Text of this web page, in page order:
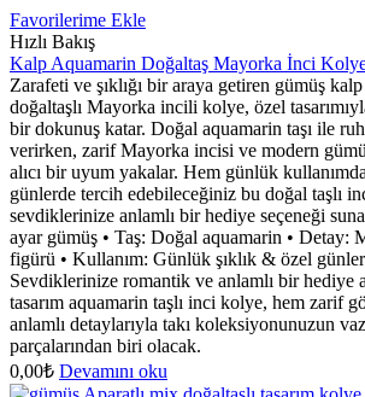
Favorilerime Ekle
Hızlı Bakış
Kalp Aquamarin Doğaltaş Mayorka İnci
Zarafeti ve şıklığı bir araya getiren gümüş
doğaltaşlı Mayorka incili kolye, özel
bir dokunuş katar. Doğal aquamarin taşı ile
verirken, zarif Mayorka incisi ve modern
alıcı bir uyum yakalar. Hem günlük
günlerde tercih edebileceğiniz bu doğal taşlı
sevdiklerinize anlamlı bir hediye seçeneği
ayar gümüş • Taş: Doğal aquamarin • Detay:
figürü • Kullanım: Günlük şıklık & özel
Sevdiklerinize romantik ve anlamlı bir hediye
tasarım aquamarin taşlı inci kolye, hem zarif
anlamlı detaylarıyla takı koleksiyonunuzun
parçalarından biri olacak.
0,00₺ Devamını oku